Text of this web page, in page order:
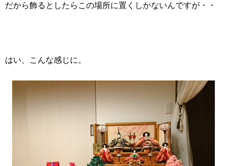
だから飾るとしたらこの場所に置くしかないんですが・・
はい、こんな感じに。